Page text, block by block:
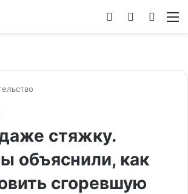
Switch
Войти
стяжку.
объяснили, как
сгоревшую